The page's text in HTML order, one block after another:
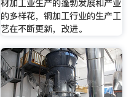
材加工业生产的蓬勃发展和产业
的多样花，铜加工行业的生产工
艺在不断更新，改进。